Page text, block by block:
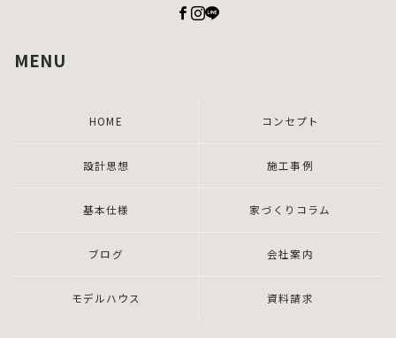
MENU
HOME コンセプト
設計思想 施工事例
基本仕様 家づくりコラム
ブログ 会社案内
モデルハウス 資料請求